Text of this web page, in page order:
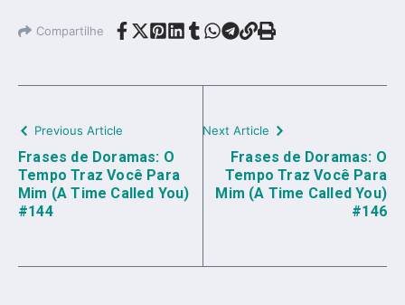
Compartilhe
Previous Article
Frases de Doramas: O
Tempo Traz Você Para
Mim (A Time Called You)
#144
Next Article
Frases de Doramas: O
Tempo Traz Você Para
Mim (A Time Called You)
#146